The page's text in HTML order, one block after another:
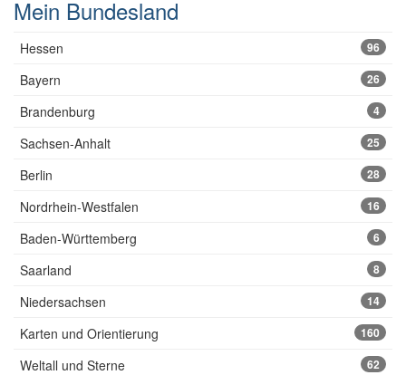
Mein Bundesland
Hessen 96
Bayern 26
Brandenburg 4
Sachsen-Anhalt 25
Berlin 28
Nordrhein-Westfalen 16
Baden-Württemberg 6
Saarland 8
Niedersachsen 14
Karten und Orientierung 160
Weltall und Sterne 62